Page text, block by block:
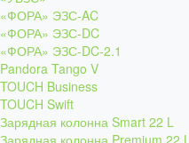
«ФОРА» ЭЗС-AC
«ФОРА» ЭЗС-DC
«ФОРА» ЭЗС-DC-2.1
Pandora Tango V
TOUCH Business
TOUCH Swift
Зарядная колонна Smart 22 L
Зарядная колонна Premium 22 L